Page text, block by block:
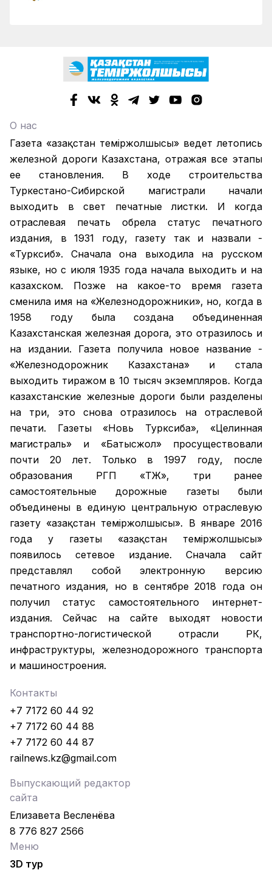
О нас
Газета «Қазақстан теміржолшысы» ведет летопись
железной дороги Казахстана, отражая все этапы
ее становления. В ходе строительства
Туркестано-Сибирской магистрали начали
выходить в свет печатные листки. И когда
отраслевая печать обрела статус печатного
издания, в 1931 году, газету так и назвали -
«Турксиб». Сначала она выходила на русском
языке, но с июля 1935 года начала выходить и на
казахском. Позже на какое-то время газета
сменила имя на «Железнодорожники», но, когда в
1958 году была создана объединенная
Казахстанская железная дорога, это отразилось и
на издании. Газета получила новое название -
«Железнодорожник Казахстана» и стала
выходить тиражом в 10 тысяч экземпляров. Когда
казахстанские железные дороги были разделены
на три, это снова отразилось на отраслевой
печати. Газеты «Новь Турксиба», «Целинная
магистраль» и «Батысжол» просуществовали
почти 20 лет. Только в 1997 году, после
образования РГП «ҚТЖ», три ранее
самостоятельные дорожные газеты были
объединены в единую центральную отраслевую
газету «Қазақстан темiржолшысы». В январе 2016
года у газеты «Қазақстан теміржолшысы»
появилось сетевое издание. Сначала сайт
представлял собой электронную версию
печатного издания, но в сентябре 2018 года он
получил статус самостоятельного интернет-
издания. Сейчас на сайте выходят новости
транспортно-логистической отрасли РК,
инфраструктуры, железнодорожного транспорта
и машиностроения.
Контакты
+7 7172 60 44 92
+7 7172 60 44 88
+7 7172 60 44 87
railnews.kz@gmail.com
Выпускающий редактор
сайта
Елизавета Весленёва
8 776 827 2566
Меню
3D тур